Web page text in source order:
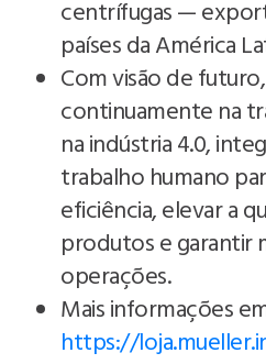
centrífugas —
países da América
Com visão de
continuamente na
na indústria 4.0,
trabalho humano
eficiência, elevar a
produtos e garantir
operações.
Mais informações
https://